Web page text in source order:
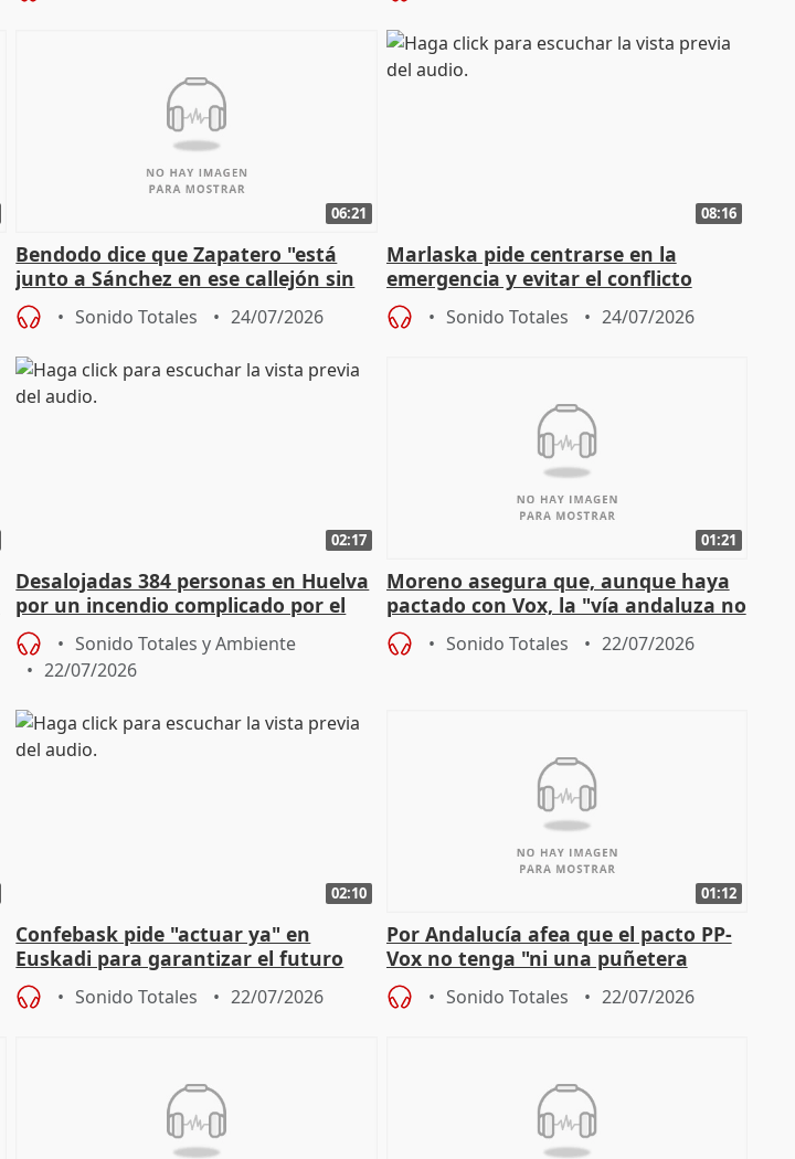
06:21
Bendodo dice que Zapatero "está
junto a Sánchez en ese callejón sin
salida
Sonido Totales 24/07/2026
08:16
Marlaska pide centrarse en la
emergencia y evitar el conflicto
político
Sonido Totales 24/07/2026
02:17
Desalojadas 384 personas en Huelva
por un incendio complicado por el
viento
Sonido Totales y Ambiente
22/07/2026
01:21
Moreno asegura que, aunque haya
pactado con Vox, la "vía andaluza no
ha muerto" ni él va a "cambiar"
Sonido Totales 22/07/2026
02:10
Confebask pide "actuar ya" en
Euskadi para garantizar el futuro
con un pacto de país
Sonido Totales 22/07/2026
01:12
Por Andalucía afea que el pacto PP-
Vox no tenga "ni una puñetera
medida" contra violencia machista
Sonido Totales 22/07/2026